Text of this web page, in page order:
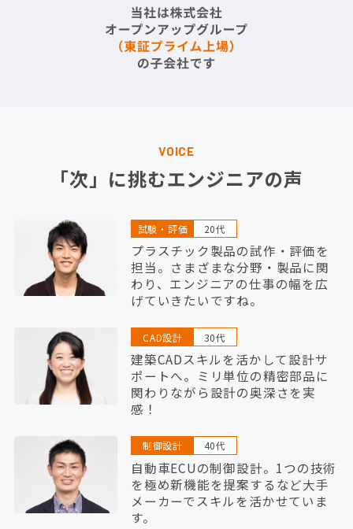
VOICE
「次」に挑むエンジニアの声
試験・評価 20代
プラスチック製品の試作・評価を
担当。さまざまな分野・製品に関
わり、エンジニアの仕事の幅を広
げていきたいですね。
CAD設計 30代
建築CADスキルを活かして設計サ
ポートへ。ミリ単位の精密部品に
関わりながら設計の奥深さを実
感！
制御設計 40代
自動車ECUの制御設計。1つの技術
を極め新機能を提案するなど大手
メーカーでスキルを活かせていま
す。